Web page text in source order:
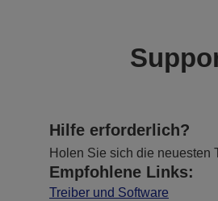
Hilfe erforderlich?
Holen Sie sich die neuesten
Empfohlene Links:
Treiber und Software